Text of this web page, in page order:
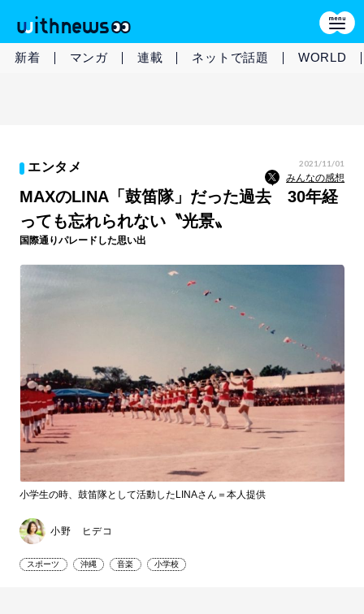
新着 マンガ 連載 ネットで話題 WORLD
エンタメ 2021/11/01
みんなの感想
MAXのLINA「鼓笛隊」だった過去 30年経
っても忘れられない〝光景〟
国際通りパレードした思い出
小学生の時、鼓笛隊として活動したLINAさん＝本人提供
小野 ヒデコ
スポーツ 沖縄 音楽 小学校